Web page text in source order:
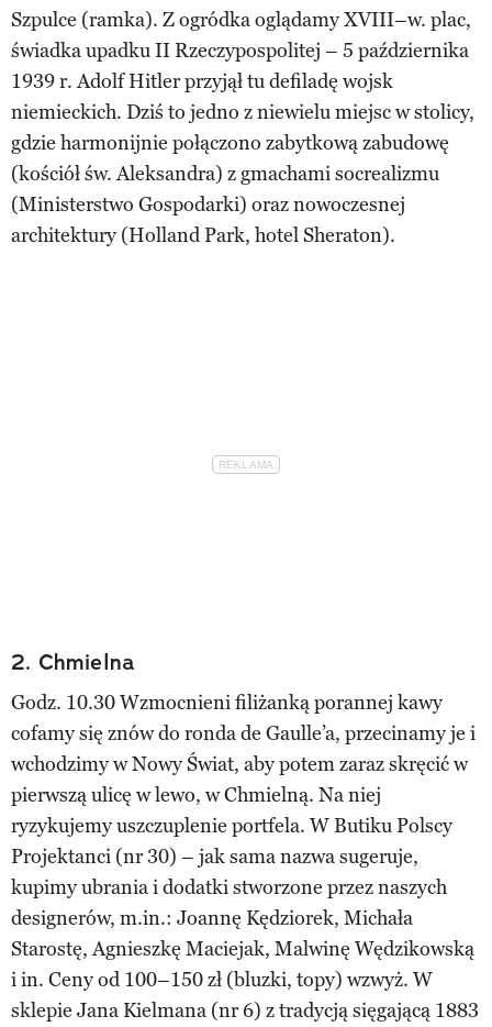
Szpulce (ramka). Z ogródka oglądamy XVIII–w. plac,
świadka upadku II Rzeczypospolitej – 5 października
1939 r. Adolf Hitler przyjął tu defiladę wojsk
niemieckich. Dziś to jedno z niewielu miejsc w stolicy,
gdzie harmonijnie połączono zabytkową zabudowę
(kościół św. Aleksandra) z gmachami socrealizmu
(Ministerstwo Gospodarki) oraz nowoczesnej
architektury (Holland Park, hotel Sheraton).
2. Chmielna
Godz. 10.30 Wzmocnieni filiżanką porannej kawy
cofamy się znów do ronda de Gaulle’a, przecinamy je i
wchodzimy w Nowy Świat, aby potem zaraz skręcić w
pierwszą ulicę w lewo, w Chmielną. Na niej
ryzykujemy uszczuplenie portfela. W Butiku Polscy
Projektanci (nr 30) – jak sama nazwa sugeruje,
kupimy ubrania i dodatki stworzone przez naszych
designerów, m.in.: Joannę Kędziorek, Michała
Starostę, Agnieszkę Maciejak, Malwinę Wędzikowską
i in. Ceny od 100–150 zł (bluzki, topy) wzwyż. W
sklepie Jana Kielmana (nr 6) z tradycją sięgającą 1883